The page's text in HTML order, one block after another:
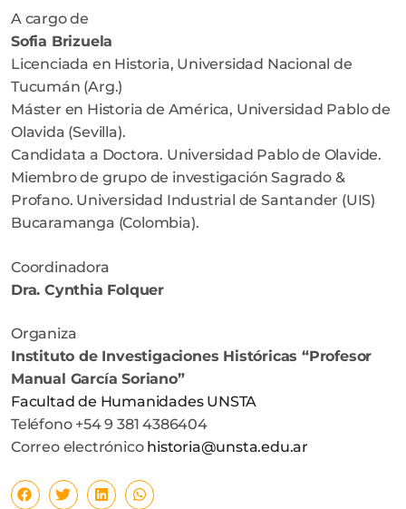
A cargo de
Sofia Brizuela
Licenciada en Historia, Universidad Nacional de
Tucumán (Arg.)
Máster en Historia de América, Universidad Pablo de
Olavida (Sevilla).
Candidata a Doctora. Universidad Pablo de Olavide.
Miembro de grupo de investigación Sagrado &
Profano. Universidad Industrial de Santander (UIS)
Bucaramanga (Colombia).
Coordinadora
Dra. Cynthia Folquer
Organiza
Instituto de Investigaciones Históricas “Profesor
Manual García Soriano”
Facultad de Humanidades UNSTA
Teléfono +54 9 381 4386404
Correo electrónico historia@unsta.edu.ar